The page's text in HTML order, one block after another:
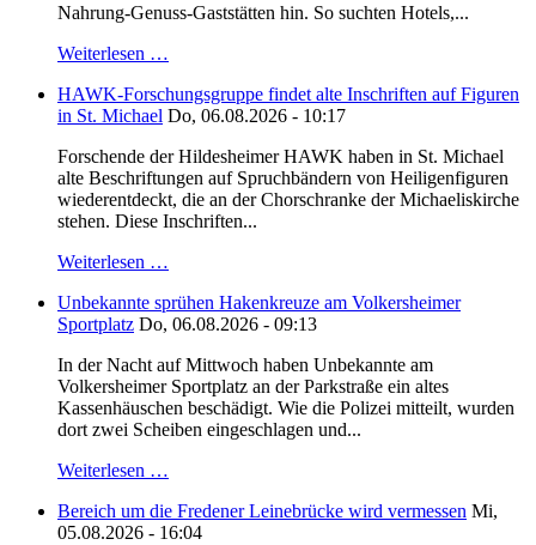
Nahrung-Genuss-Gaststätten hin. So suchten Hotels,...
Weiterlesen …
HAWK-Forschungsgruppe findet alte Inschriften auf Figuren
in St. Michael Do, 06.08.2026 - 10:17
Forschende der Hildesheimer HAWK haben in St. Michael
alte Beschriftungen auf Spruchbändern von Heiligenfiguren
wiederentdeckt, die an der Chorschranke der Michaeliskirche
stehen. Diese Inschriften...
Weiterlesen …
Unbekannte sprühen Hakenkreuze am Volkersheimer
Sportplatz Do, 06.08.2026 - 09:13
In der Nacht auf Mittwoch haben Unbekannte am
Volkersheimer Sportplatz an der Parkstraße ein altes
Kassenhäuschen beschädigt. Wie die Polizei mitteilt, wurden
dort zwei Scheiben eingeschlagen und...
Weiterlesen …
Bereich um die Fredener Leinebrücke wird vermessen Mi,
05.08.2026 - 16:04